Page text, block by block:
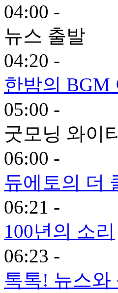
04:00 -
뉴스 출발
04:20 -
한밤의 BGM
05:00 -
굿모닝 와이
06:00 -
듀에토의 더
06:21 -
100년의 소리
06:23 -
톡톡! 뉴스와